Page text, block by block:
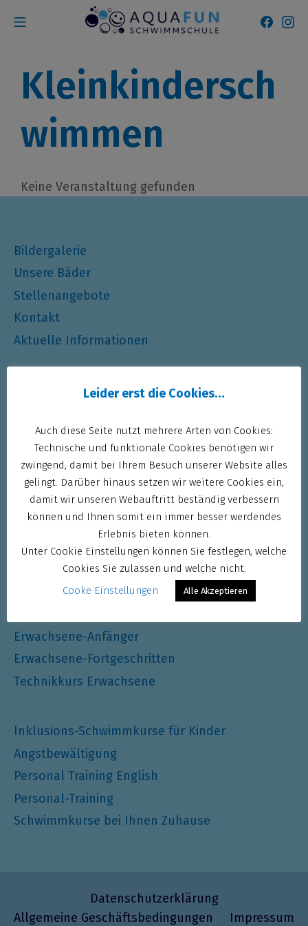
Inhalt
Mobile Menü
Aquafun
Kleinkindersch
wimmen
Keine Veranstaltung gefunden
Bildergalerie
Unsere Bäder
Stellenangebote
Kontakt
Aktuelle Informationen
Babyschwimmen
Wassergewöhnung
Eltern-Kind-Schwimmen
Anfänger Kinder
Inklusions-Kinderschwimmkurse
Aufbau Kinder
Folge Kinder
Fortgeschrittene Kinder
Ferienintensivkurse-Anfänger
Erwachsene-Anfänger
Erwachsene-Fortgeschritten
Technikkurs Erwachsene
Inklusions-Schwimmkurse für Kinder
Angstbewältigung
Personal Training English
Personal-Training
Schwimmkurse bei Ihnen Zuhause
Datenschutzerklärung
Allgemeine Geschäftsbedingungen
Impressum
Leider erst die Cookies…
Auch diese Seite nutzt mehrere Arten von Cookies:
Technische und funktionale Cookies benötigen wir
zwingend, damit bei Ihrem Besuch unserer Website alles
gelingt. Darüber hinaus setzen wir weitere Cookies ein,
damit wir unseren Webauftritt beständig verbessern
können und Ihnen somit ein immer besser werdendes
Erlebnis bieten können.
Unter Cookie Einstellungen können Sie festlegen, welche
Cookies Sie zulassen und welche nicht.
Cooke Einstellungen
Alle Akzeptieren